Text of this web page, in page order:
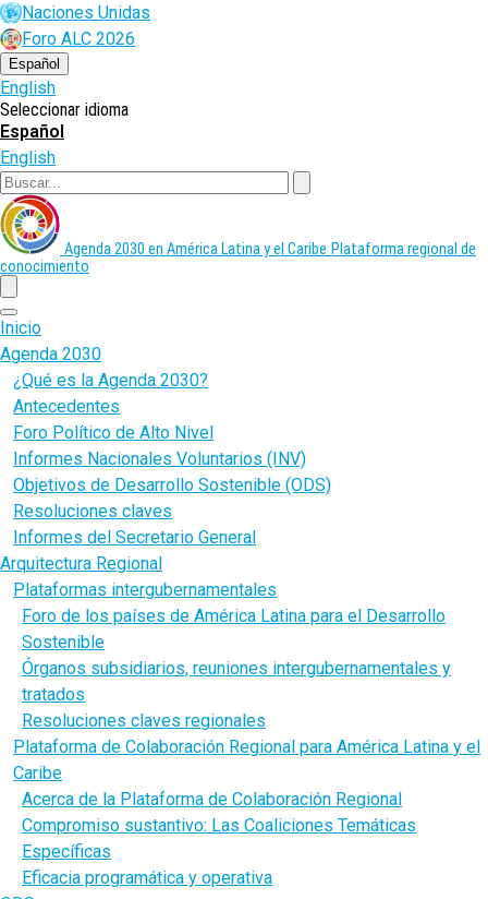
Pasar
al
contenido
principal
Naciones Unidas
Foro ALC 2026
Español
English
Seleccionar idioma
Español
English
Agenda 2030 en América Latina y el Caribe Plataforma regional de
conocimiento
menu
Inicio
Agenda 2030
¿Qué es la Agenda 2030?
Antecedentes
Foro Político de Alto Nivel
Informes Nacionales Voluntarios (INV)
Objetivos de Desarrollo Sostenible (ODS)
Resoluciones claves
Informes del Secretario General
Arquitectura Regional
Plataformas intergubernamentales
Foro de los países de América Latina para el Desarrollo
Sostenible
Órganos subsidiarios, reuniones intergubernamentales y
tratados
Resoluciones claves regionales
Plataforma de Colaboración Regional para América Latina y el
Caribe
Acerca de la Plataforma de Colaboración Regional
Compromiso sustantivo: Las Coaliciones Temáticas
Específicas
Eficacia programática y operativa